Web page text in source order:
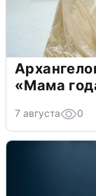
«Мама
7 августа 0